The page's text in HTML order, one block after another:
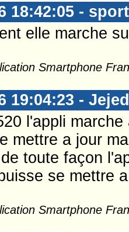
18:42:05 -
elle marche
Smartphone
19:04:23 -
l'appli
mettre a jour
toute façon
se mettre
Smartphone